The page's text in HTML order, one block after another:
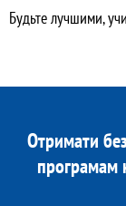
Будьте лучшими,
Отримати
програмам